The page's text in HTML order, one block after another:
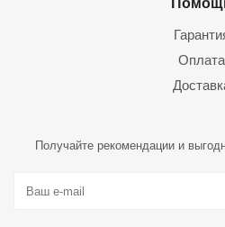
Оплата
Получайте рекомендации и